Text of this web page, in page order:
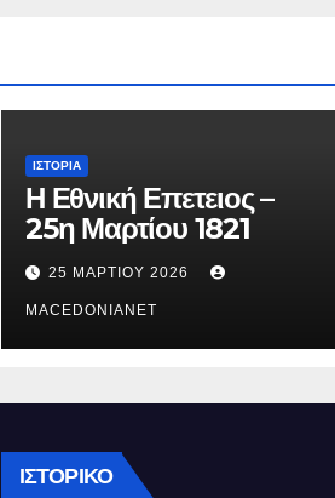
ΙΣΤΟΡΊΑ
Η Εθνική Επετειος –
25η Μαρτίου 1821
25 ΜΑΡΤΊΟΥ 2026
MACEDONIANET
ΙΣΤΟΡΙΚΌ Ιστορικό